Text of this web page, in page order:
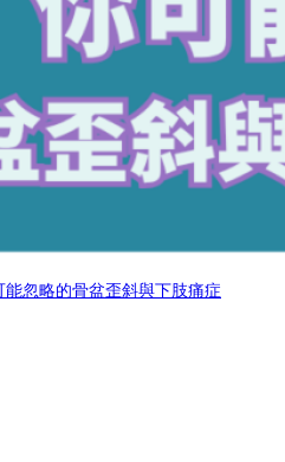
忽略的骨盆歪斜與下肢痛症